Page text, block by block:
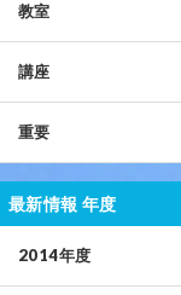
教室
講座
重要
最新情報 年度
2014年度